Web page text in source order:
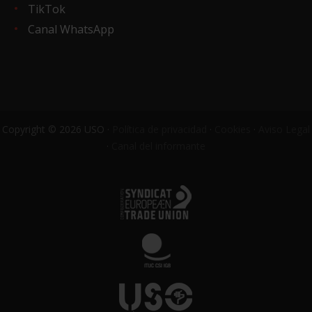
TikTok
Canal WhatsApp
Copyright © 2026 USO ·